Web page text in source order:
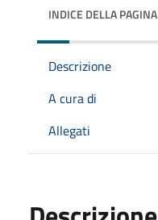
INDICE DELLA PAGINA
Descrizione
A cura di
Allegati